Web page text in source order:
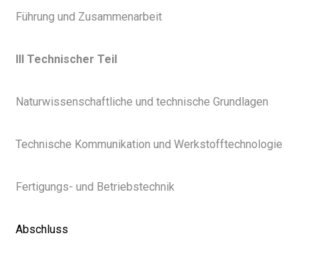
Führung und Zusammenarbeit
III Technischer Teil
Naturwissenschaftliche und technische Grundlagen
Technische Kommunikation und Werkstofftechnologie
Fertigungs- und Betriebstechnik
Abschluss